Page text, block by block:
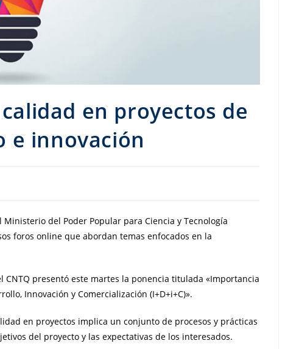
en proyectos de
e innovación
del Poder Popular para Ciencia y Tecnología
foros online que abordan temas enfocados en la
presentó este martes la ponencia titulada «Importancia
Innovación y Comercialización (I+D+i+C)».
en proyectos implica un conjunto de procesos y prácticas
del proyecto y las expectativas de los interesados.